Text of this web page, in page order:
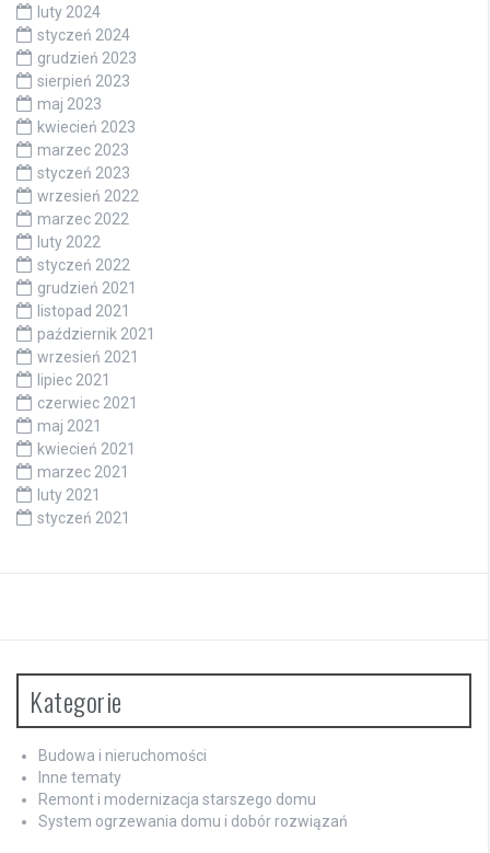
luty 2024
styczeń 2024
grudzień 2023
sierpień 2023
maj 2023
kwiecień 2023
marzec 2023
styczeń 2023
wrzesień 2022
marzec 2022
luty 2022
styczeń 2022
grudzień 2021
listopad 2021
październik 2021
wrzesień 2021
lipiec 2021
czerwiec 2021
maj 2021
kwiecień 2021
marzec 2021
luty 2021
styczeń 2021
Kategorie
Budowa i nieruchomości
Inne tematy
Remont i modernizacja starszego domu
System ogrzewania domu i dobór rozwiązań